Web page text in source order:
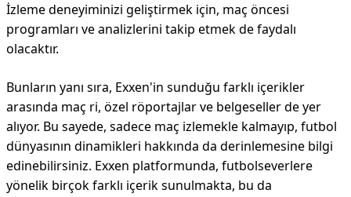
İzleme deneyiminizi geliştirmek için, maç öncesi
programları ve analizlerini takip etmek de faydalı
olacaktır.
Bunların yanı sıra, Exxen'in sunduğu farklı içerikler
arasında maç ri, özel röportajlar ve belgeseller de yer
alıyor. Bu sayede, sadece maç izlemekle kalmayıp, futbol
dünyasının dinamikleri hakkında da derinlemesine bilgi
edinebilirsiniz. Exxen platformunda, futbolseverlere
yönelik birçok farklı içerik sunulmakta, bu da